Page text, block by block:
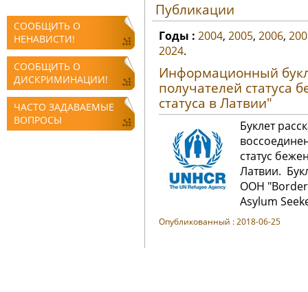
СООБЩИТЬ О
НЕНАВИСТИ!
СООБЩИТЬ О
ДИСКРИМИНАЦИИ!
ЧАСТО ЗАДАВАЕМЫЕ
ВОПРОСЫ
Публикации
Годы : 2004, 2005, 2006,
2024.
Информационный
получателей статуса
статуса в Латвии"
Буклет
статус
Латвии.
ООН "Border
Asylum
Oпубликованный : 2018-06-25